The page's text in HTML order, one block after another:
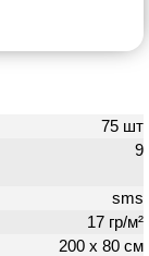
75 шт
9
sms
17 гр/м²
200 х 80 см